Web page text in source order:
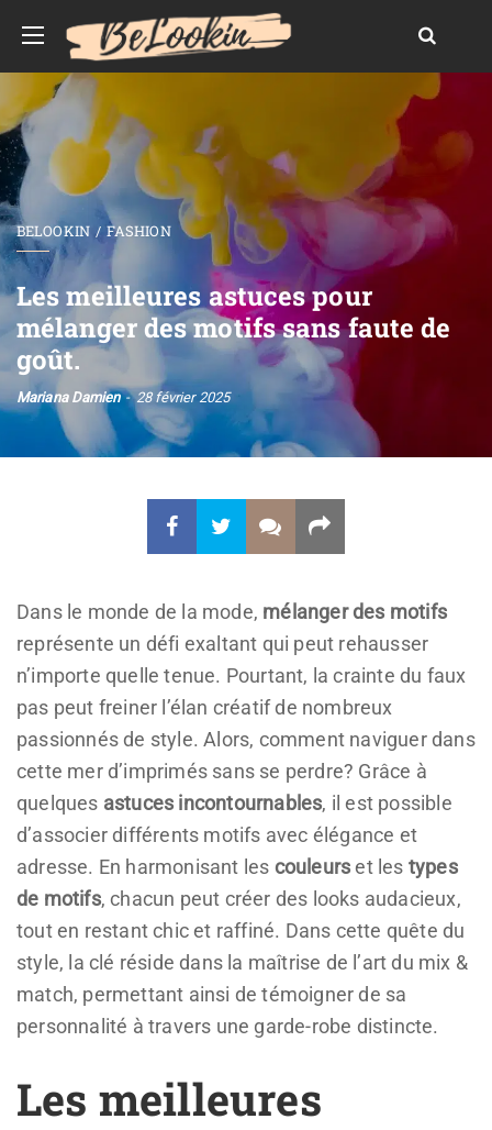
BELOOKIN FASHION
Les meilleures astuces pour
mélanger des motifs sans faute de
goût.
Mariana Damien 28 février 2025
Dans le monde de la mode, mélanger des motifs
représente un défi exaltant qui peut rehausser
n’importe quelle tenue. Pourtant, la crainte du faux
pas peut freiner l’élan créatif de nombreux
passionnés de style. Alors, comment naviguer dans
cette mer d’imprimés sans se perdre? Grâce à
quelques astuces incontournables, il est possible
d’associer différents motifs avec élégance et
adresse. En harmonisant les couleurset les types
de motifs, chacun peut créer des looks audacieux,
tout en restant chic et raffiné. Dans cette quête du
style, la clé réside dans la maîtrise de l’art du mix &
match, permettant ainsi de témoigner de sa
personnalité à travers une garde-robe distincte.
Les meilleures